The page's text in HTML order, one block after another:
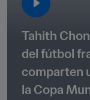
Tahith
del fútbol
comparten
la Copa